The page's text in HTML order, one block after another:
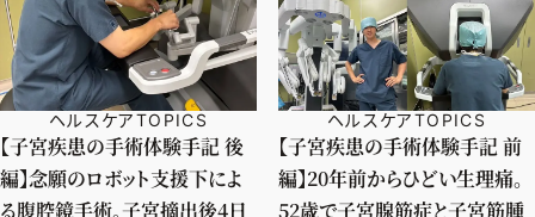
ヘルスケアTOPICS
【子宮疾患の手術体験手記 後
編】念願のロボット支援下によ
る腹腔鏡手術。子宮摘出後4日
ヘルスケアTOPICS
【子宮疾患の手術体験手記 前
編】20年前からひどい生理痛。
52歳で子宮腺筋症と子宮筋腫